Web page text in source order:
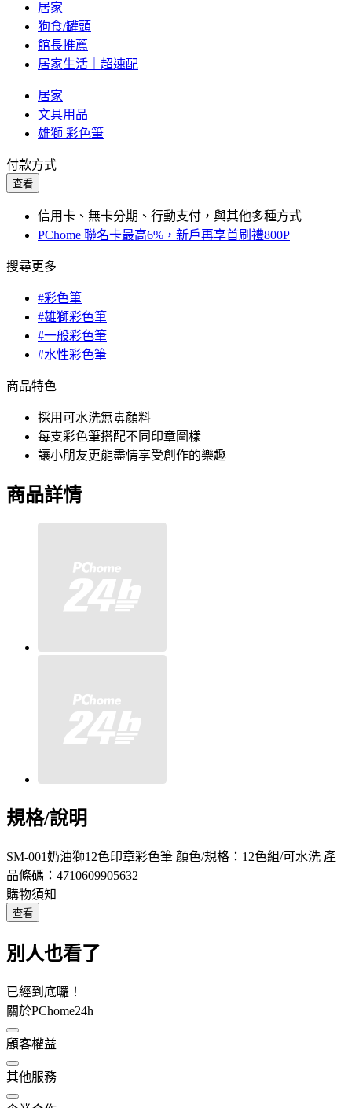
居家
狗食/罐頭
館長推薦
居家生活｜超速配
居家
文具用品
雄獅 彩色筆
付款方式
查看
信用卡、無卡分期、行動支付，與其他多種方式
PChome 聯名卡最高6%，新戶再享首刷禮800P
搜尋更多
#彩色筆
#雄獅彩色筆
#一般彩色筆
#水性彩色筆
商品特色
採用可水洗無毒顏料
每支彩色筆搭配不同印章圖樣
讓小朋友更能盡情享受創作的樂趣
商品詳情
規格/說明
SM-001奶油獅12色印章彩色筆 顏色/規格：12色組/可水洗 產
品條碼：4710609905632
購物須知
查看
別人也看了
已經到底囉！
關於PChome24h
顧客權益
其他服務